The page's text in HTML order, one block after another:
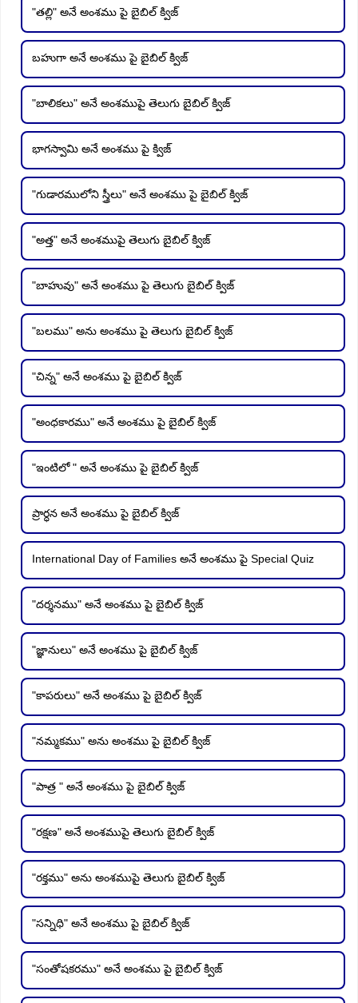
"తల్లి" అనే అంశము పై బైబిల్ క్విజ్
బహుగా అనే అంశము పై బైబిల్ క్విజ్
"బాలికలు" అనే అంశముపై తెలుగు బైబిల్ క్విజ్
భాగస్వామి అనే అంశము పై క్విజ్
"గుడారములోని స్త్రీలు" అనే అంశము పై బైబిల్ క్విజ్
"అత్త" అనే అంశముపై తెలుగు బైబిల్ క్విజ్
"బాహువు" అనే అంశము పై తెలుగు బైబిల్ క్విజ్
"బలము" అను అంశము పై తెలుగు బైబిల్ క్విజ్
"చిన్న" అనే అంశము పై బైబిల్ క్విజ్
"అంధకారము" అనే అంశము పై బైబిల్ క్విజ్
"ఇంటిలో " అనే అంశము పై బైబిల్ క్విజ్
ప్రార్ధన అనే అంశము పై బైబిల్ క్విజ్
International Day of Families అనే అంశము పై Special Quiz
"దర్శనము" అనే అంశము పై బైబిల్ క్విజ్
"జ్ఞానులు" అనే అంశము పై బైబిల్ క్విజ్
"కాపరులు" అనే అంశము పై బైబిల్ క్విజ్
"నమ్మకము" అను అంశము పై బైబిల్ క్విజ్
"పాత్ర " అనే అంశము పై బైబిల్ క్విజ్
"రక్షణ" అనే అంశముపై తెలుగు బైబిల్ క్విజ్
"రక్తము" అను అంశముపై తెలుగు బైబిల్ క్విజ్
"సన్నిధి" అనే అంశము పై బైబిల్ క్విజ్
"సంతోషకరము" అనే అంశము పై బైబిల్ క్విజ్